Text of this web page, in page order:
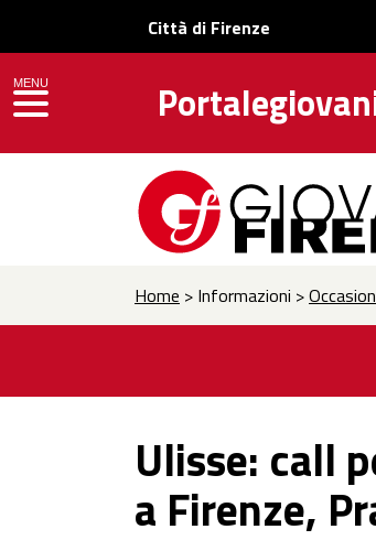
Città di Firenze
MENU
toggle navigation
Home > Informazioni >
Ulisse: call
a Firenze,